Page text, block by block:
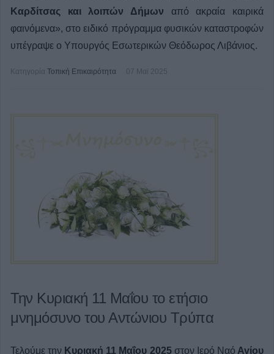
Καρδίτσας και λοιπών Δήμων από ακραία καιρικά
φαινόμενα», στο ειδικό πρόγραμμα φυσικών καταστροφών
υπέγραψε ο Υπουργός Εσωτερικών Θεόδωρος Λιβάνιος.
Κατηγορία Τοπική Επικαιρότητα 07 Μαϊ 2025
Την Κυριακή 11 Μαΐου το ετήσιο
μνημόσυνο του Αντώνιου Τρύπα
Τελούμε την Κυριακή 11 Μαΐου 2025στον Ιερό Ναό Αγίου